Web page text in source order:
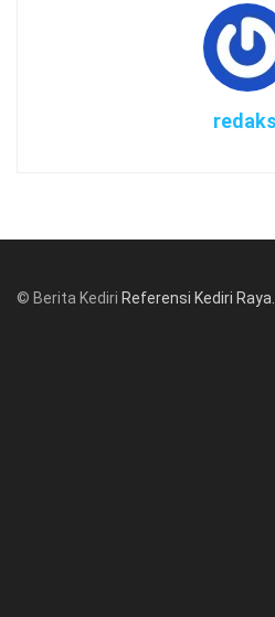
© Berita Kediri Referensi Kediri Raya